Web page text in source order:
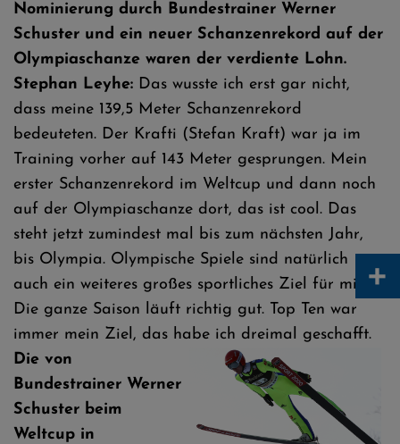
Nominierung durch Bundestrainer Werner
Schuster und ein neuer Schanzenrekord auf der
Olympiaschanze waren der verdiente Lohn.
Stephan Leyhe: Das wusste ich erst gar nicht,
dass meine 139,5 Meter Schanzenrekord
bedeuteten. Der Krafti (Stefan Kraft) war ja im
Training vorher auf 143 Meter gesprungen. Mein
erster Schanzenrekord im Weltcup und dann noch
auf der Olympiaschanze dort, das ist cool. Das
steht jetzt zumindest mal bis zum nächsten Jahr,
bis Olympia. Olympische Spiele sind natürlich
auch ein weiteres großes sportliches Ziel für mich.
Die ganze Saison läuft richtig gut. Top Ten war
immer mein Ziel, das habe ich dreimal geschafft.
Die von
Bundestrainer Werner
Schuster beim
Weltcup in
+